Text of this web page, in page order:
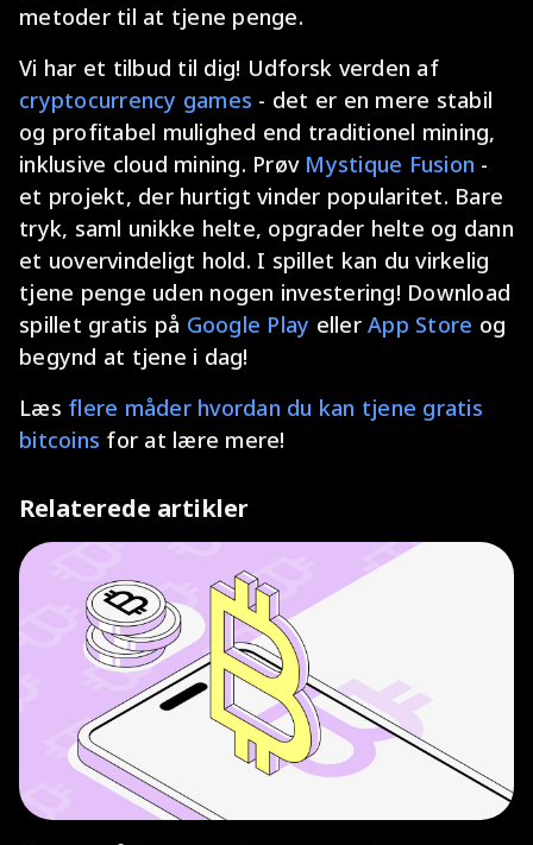
metoder til at tjene penge.
Vi har et tilbud til dig! Udforsk verden af
cryptocurrency games - det er en mere stabil
og profitabel mulighed end traditionel mining,
inklusive cloud mining. Prøv Mystique Fusion -
et projekt, der hurtigt vinder popularitet. Bare
tryk, saml unikke helte, opgrader helte og dann
et uovervindeligt hold. I spillet kan du virkelig
tjene penge uden nogen investering! Download
spillet gratis på Google Play eller App Store og
begynd at tjene i dag!
Læs flere måder hvordan du kan tjene gratis
bitcoins for at lære mere!
Relaterede artikler